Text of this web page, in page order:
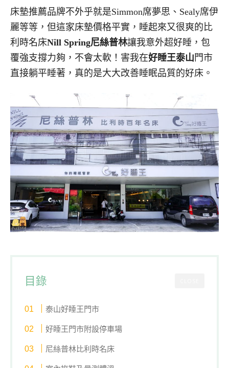
床墊推薦品牌不外乎就是Simmon席夢思、Sealy席伊
麗等等，但這家床墊價格平實，睡起來又很爽的比
利時名床Nill Spring尼絲普林讓我意外超好睡，包
覆強支撐力夠，不會太軟！害我在好睡王泰山 門市
直接躺平睡著，真的是大大改善睡眠品質的好床。
目錄
泰山好睡王門市
好睡王門市附設停車場
尼絲普林比利時名床